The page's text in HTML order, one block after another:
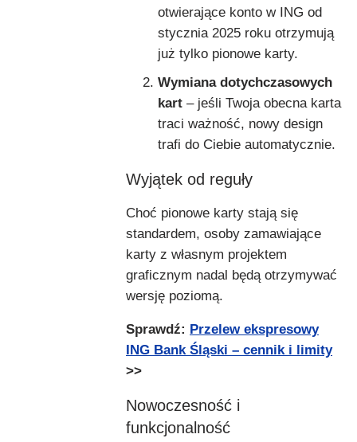
otwierające konto w ING od
stycznia 2025 roku otrzymują
już tylko pionowe karty.
Wymiana dotychczasowych
kart – jeśli Twoja obecna karta
traci ważność, nowy design
trafi do Ciebie automatycznie.
Wyjątek od reguły
Choć pionowe karty stają się
standardem, osoby zamawiające
karty z własnym projektem
graficznym nadal będą otrzymywać
wersję poziomą.
Sprawdź: Przelew ekspresowy
ING Bank Śląski – cennik i limity
>>
Nowoczesność i
funkcjonalność